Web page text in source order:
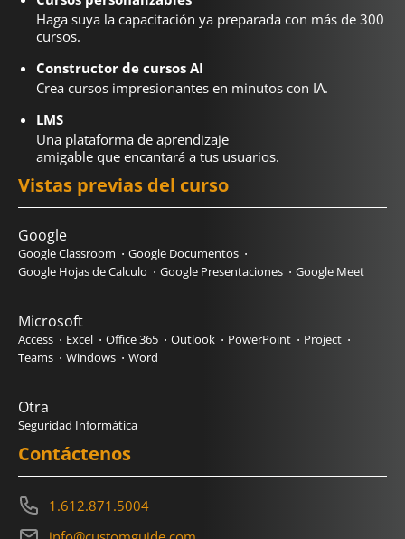
Haga suya la capacitación ya preparada con más de 300
cursos.
Constructor de cursos AI
Crea cursos impresionantes en minutos con IA.
LMS
Una plataforma de aprendizaje
amigable que encantará a tus usuarios.
Vistas previas del curso
Google
Google Classroom
Google Documentos
Google Hojas de Calculo
Google Presentaciones Google Meet
Microsoft
Access Excel Office 365 Outlook PowerPoint
Project
Teams
Windows Word
Otra
Seguridad Informática
Contáctenos
1.612.871.5004